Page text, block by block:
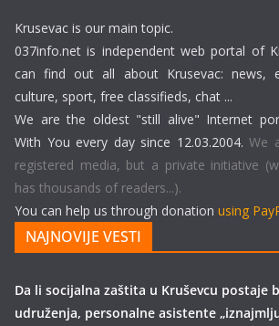
Krusevac is our main topic.
037info.net is independent web portal of
can find out all about Krusevac: news,
culture, sport, free classifieds, chat ...
We are the oldest "still alive" Internet
With You every day since 12.03.2004. We
registered media, but a private initiative
has thousands of readers...).
You can help us through donation using
NAJNOVIJE VESTI
Da li socijalna zaštita u Kruševcu postaje
udruženja, personalne asistente